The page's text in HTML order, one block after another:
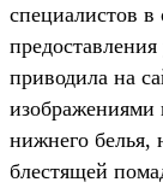
специалистов в
приводила на
изображениями
нижнего
блестящей